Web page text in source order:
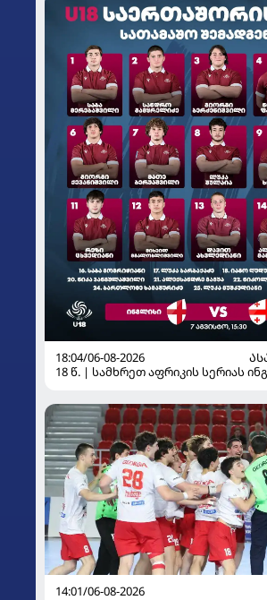
18:04/06-08-2026
18 წ. | სამხრეთ აფრიკის სერიას
14:01/06-08-2026